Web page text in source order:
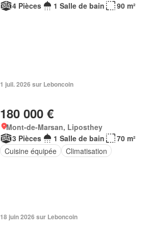
4 Pièces
1 Salle de bain 90 m²
1 juil. 2026 sur Leboncoin
180 000 €
Mont-de-Marsan, Liposthey
3 Pièces
1 Salle de bain
70 m²
Cuisine équipée
Climatisation
18 juin 2026 sur Leboncoin